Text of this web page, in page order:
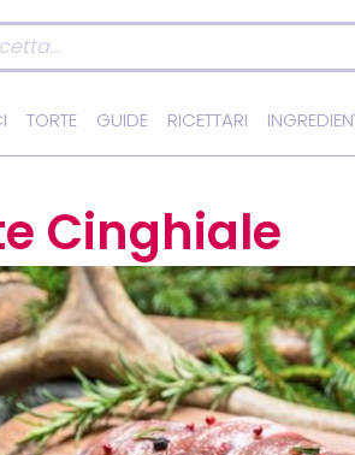
TORTE GUIDE RICETTARI
Cinghiale